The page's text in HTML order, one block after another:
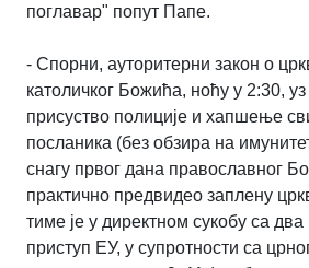
поглавар" попут Папе.
- Спорни, ауторитерни закон о
католичког Божића, ноћу у 2:30,
присуство полиције и хапшење
посланика (без обзира на
снагу првог дана православног
практично предвидео заплену
тиме је у директном сукобу са два
приступ ЕУ, у супротности са